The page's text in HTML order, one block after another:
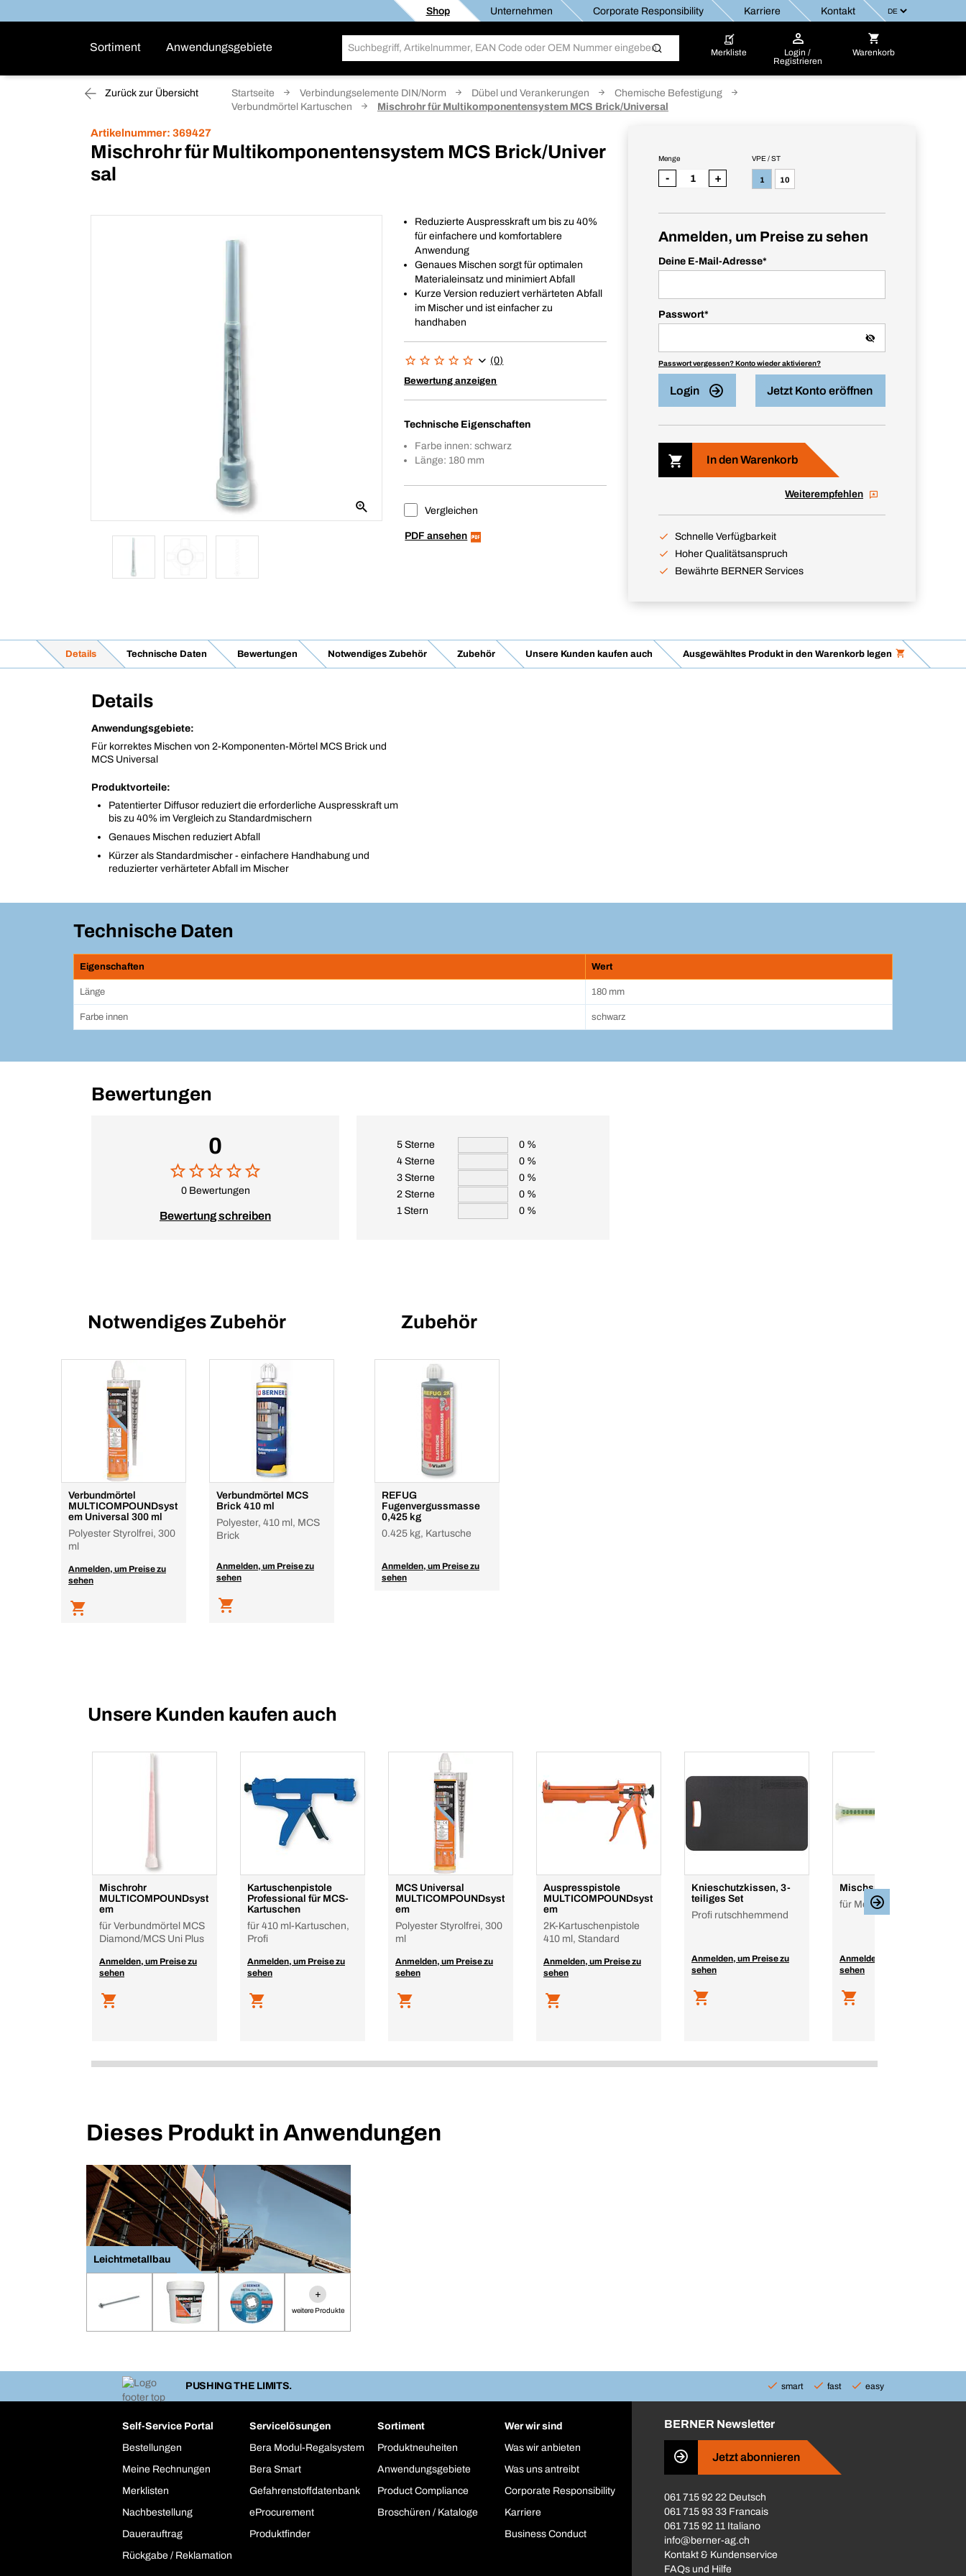
Shop Unternehmen Corporate Responsibility Karriere Kontakt
Sortiment Anwendungsgebiete Merkliste
Login /
Registrieren
Warenkorb
Zurück zur Übersicht Startseite Verbindungselemente DIN/Norm Dübel und Verankerungen
Chemische Befestigung
Verbundmörtel Kartuschen
Mischrohr für Multikomponentensystem MCS Brick/Universal
Artikelnummer: 369427
Mischrohr für Multikomponentensystem MCS Brick/Univer
sal
Reduzierte Auspresskraft um bis zu 40%
für einfachere und komfortablere
Anwendung
Genaues Mischen sorgt für optimalen
Materialeinsatz und minimiert Abfall
Kurze Version reduziert verhärteten Abfall
im Mischer und ist einfacher zu
handhaben
(0)
Bewertung anzeigen
Technische Eigenschaften
Farbe innen: schwarz
Länge: 180 mm
Vergleichen
PDF ansehen
VPE / ST
1 10
Menge
- +
Anmelden, um Preise zu sehen
Deine E-Mail-Adresse*
Passwort*
Passwort vergessen? Konto wieder aktivieren?
Login Jetzt Konto eröffnen
In den Warenkorb
Weiterempfehlen
Schnelle Verfügbarkeit
Hoher Qualitätsanspruch
Bewährte BERNER Services
Details Technische Daten Bewertungen Notwendiges Zubehör Zubehör Unsere Kunden kaufen auch Ausgewähltes Produkt in den Warenkorb legen
Details
Anwendungsgebiete:
Für korrektes Mischen von 2-Komponenten-Mörtel MCS Brick und
MCS Universal
Produktvorteile:
Patentierter Diffusor reduziert die erforderliche Auspresskraft um
bis zu 40% im Vergleich zu Standardmischern
Genaues Mischen reduziert Abfall
Kürzer als Standardmischer - einfachere Handhabung und
reduzierter verhärteter Abfall im Mischer
Technische Daten
Eigenschaften Wert
Länge 180 mm
Farbe innen schwarz
Bewertungen
0
0 Bewertungen
Bewertung schreiben
5 Sterne
0 %
4 Sterne
0 %
3 Sterne
0 %
2 Sterne
0 %
1 Stern
0 %
Notwendiges Zubehör
Verbundmörtel
MULTICOMPOUNDsyst
em Universal 300 ml
Polyester Styrolfrei, 300
ml
Anmelden, um Preise zu
sehen
Verbundmörtel MCS
Brick 410 ml
Polyester, 410 ml, MCS
Brick
Anmelden, um Preise zu
sehen
Zubehör
REFUG
Fugenvergussmasse
0,425 kg
0.425 kg, Kartusche
Anmelden, um Preise zu
sehen
Unsere Kunden kaufen auch
Mischrohr
MULTICOMPOUNDsyst
em
für Verbundmörtel MCS
Diamond/MCS Uni Plus
Anmelden, um Preise zu
sehen
Kartuschenpistole
Professional für MCS-
Kartuschen
für 410 ml-Kartuschen,
Profi
Anmelden, um Preise zu
sehen
MCS Universal
MULTICOMPOUNDsyst
em
Polyester Styrolfrei, 300
ml
Anmelden, um Preise zu
sehen
Auspresspistole
MULTICOMPOUNDsyst
em
2K-Kartuschenpistole
410 ml, Standard
Anmelden, um Preise zu
sehen
Knieschutzkissen, 3-
teiliges Set
Profi rutschhemmend
Anmelden, um Preise zu
sehen
Mischspitzen
für Metallkleber
Anmelden, um Preise zu
sehen
Dieses Produkt in Anwendungen
Leichtmetallbau
+
weitere Produkte
PUSHING THE LIMITS. smart fast easy
Self-Service Portal
Bestellungen
Meine Rechnungen
Merklisten
Nachbestellung
Dauerauftrag
Rückgabe / Reklamation
Servicelösungen
Bera Modul-Regalsystem
Bera Smart
Gefahrenstoffdatenbank
eProcurement
Produktfinder
Sortiment
Produktneuheiten
Anwendungsgebiete
Product Compliance
Broschüren / Kataloge
Wer wir sind
Was wir anbieten
Was uns antreibt
Corporate Responsibility
Karriere
Business Conduct
BERNER Newsletter
Jetzt abonnieren
061 715 92 22 Deutsch
061 715 93 33 Francais
061 715 92 11 Italiano
info@berner-ag.ch
Kontakt & Kundenservice
FAQs und Hilfe